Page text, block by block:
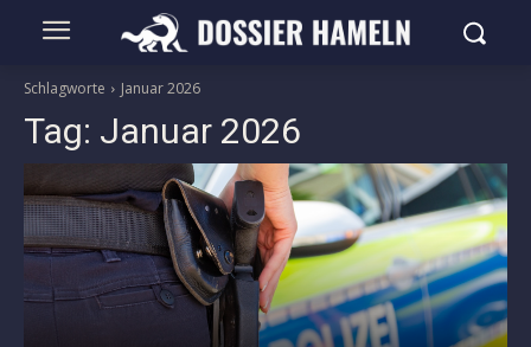
Schlagworte Januar 2026
Tag: Januar 2026